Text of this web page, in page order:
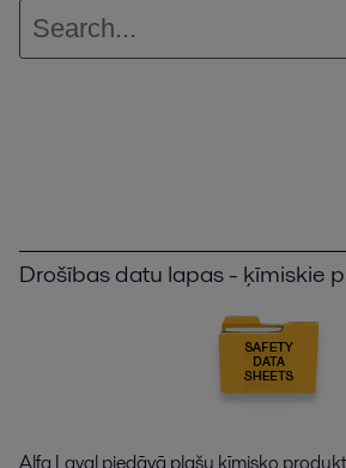
Drošības datu lapas - ķīmiskie
Alfa Laval piedāvā plašu ķīmisko